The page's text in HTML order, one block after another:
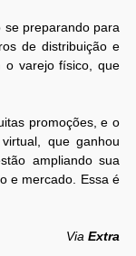
se preparando para
de distribuição e
o varejo físico, que
promoções, e o
que ganhou
ampliando sua
e mercado. Essa é
ViaExtra